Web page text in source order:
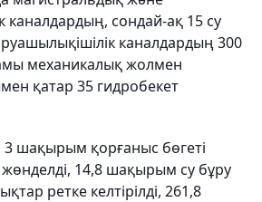
каналдардың, сондай-ақ 15 су
каналдардың 300
механикалық жолмен
қатар 35 гидробекет
шақырым қорғаныс бөгеті
14,8 шақырым су бұру
ретке келтірілді, 261,8